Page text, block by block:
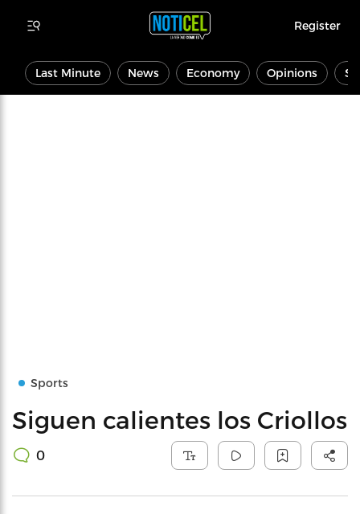
Register
Last Minute News Economy Opinions
Sports
Siguen calientes los Criollos
0